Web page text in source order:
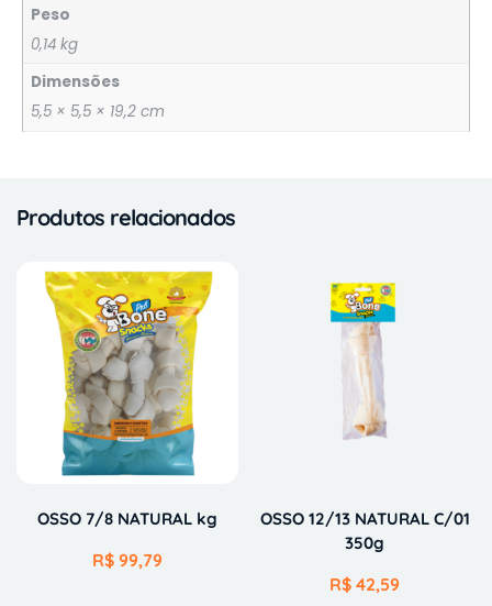
Peso
0,14 kg
Dimensões
5,5 × 5,5 × 19,2 cm
Produtos relacionados
OSSO 7/8 NATURAL kg
R$ 99,79
OSSO 12/13 NATURAL C/01
350g
R$ 42,59